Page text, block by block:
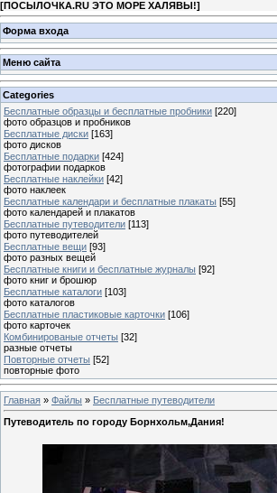
[ПОСЫЛОЧКА.RU ЭТО МОРЕ ХАЛЯВЫ!]
Форма входа
Меню сайта
Categories
Бесплатные образцы и бесплатные пробники [220]
фото образцов и пробников
Бесплатные диски [163]
фото дисков
Бесплатные подарки [424]
фотографии подарков
Бесплатные наклейки [42]
фото наклеек
Бесплатные календари и бесплатные плакаты [55]
фото календарей и плакатов
Бесплатные путеводители [113]
фото путеводителей
Бесплатные вещи [93]
фото разных вещей
Бесплатные книги и бесплатные журналы [92]
фото книг и брошюр
Бесплатные каталоги [103]
фото каталогов
Бесплатные пластиковые карточки [106]
фото карточек
Комбинированые отчеты [32]
разные отчеты
Повторные отчеты [52]
повторные фото
Главная » Файлы » Бесплатные путеводители
Путеводитель по городу Борнхольм,Дания!